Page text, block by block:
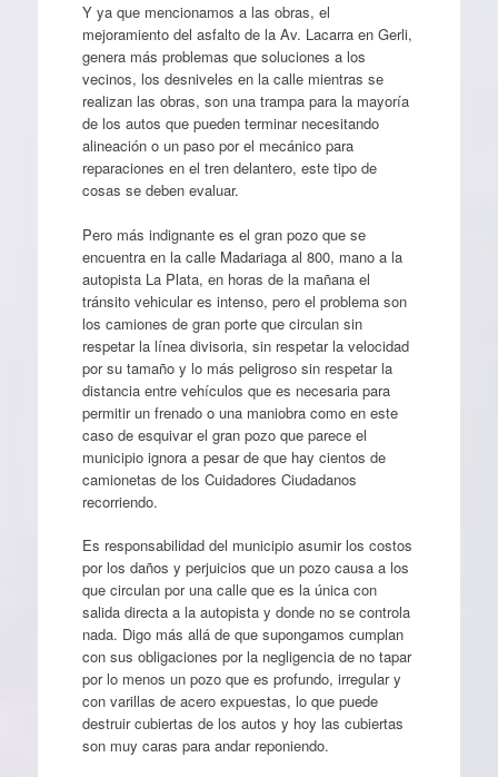
Y ya que mencionamos a las obras, el
mejoramiento del asfalto de la Av. Lacarra en Gerli,
genera más problemas que soluciones a los
vecinos, los desniveles en la calle mientras se
realizan las obras, son una trampa para la mayoría
de los autos que pueden terminar necesitando
alineación o un paso por el mecánico para
reparaciones en el tren delantero, este tipo de
cosas se deben evaluar.
Pero más indignante es el gran pozo que se
encuentra en la calle Madariaga al 800, mano a la
autopista La Plata, en horas de la mañana el
tránsito vehicular es intenso, pero el problema son
los camiones de gran porte que circulan sin
respetar la línea divisoria, sin respetar la velocidad
por su tamaño y lo más peligroso sin respetar la
distancia entre vehículos que es necesaria para
permitir un frenado o una maniobra como en este
caso de esquivar el gran pozo que parece el
municipio ignora a pesar de que hay cientos de
camionetas de los Cuidadores Ciudadanos
recorriendo.
Es responsabilidad del municipio asumir los costos
por los daños y perjuicios que un pozo causa a los
que circulan por una calle que es la única con
salida directa a la autopista y donde no se controla
nada. Digo más allá de que supongamos cumplan
con sus obligaciones por la negligencia de no tapar
por lo menos un pozo que es profundo, irregular y
con varillas de acero expuestas, lo que puede
destruir cubiertas de los autos y hoy las cubiertas
son muy caras para andar reponiendo.